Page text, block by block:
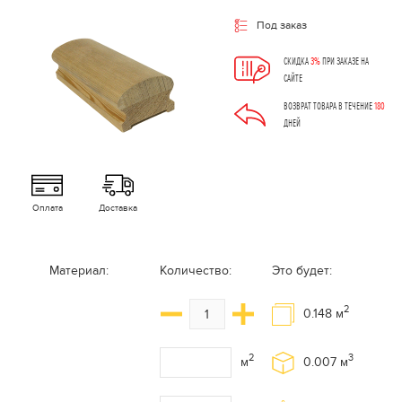
Под заказ
СКИДКА3%ПРИ ЗАКАЗЕ НА
САЙТЕ
ВОЗВРАТ ТОВАРА В ТЕЧЕНИЕ180
ДНЕЙ
Оплата Доставка
Материал: Количество:
м2
Это будет:
0.148 м2
0.007 м3